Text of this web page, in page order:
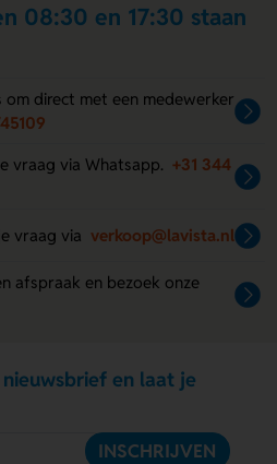
08:30 en 17:30 staan
om direct met een medewerker
vraag via Whatsapp. +31 344
vraag via verkoop@lavista.nl
afspraak en bezoek onze
en laat je
INSCHRIJVEN